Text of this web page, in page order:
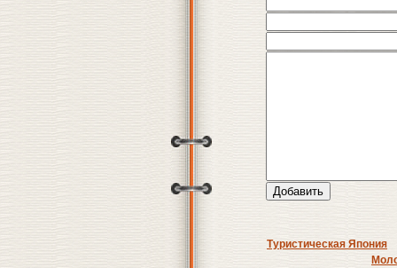
Туристическая Япония